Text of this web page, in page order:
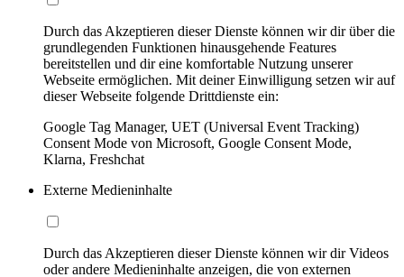
Durch das Akzeptieren dieser Dienste können wir dir über die
grundlegenden Funktionen hinausgehende Features
bereitstellen und dir eine komfortable Nutzung unserer
Webseite ermöglichen. Mit deiner Einwilligung setzen wir auf
dieser Webseite folgende Drittdienste ein:
Google Tag Manager, UET (Universal Event Tracking)
Consent Mode von Microsoft, Google Consent Mode,
Klarna, Freshchat
Externe Medieninhalte
Durch das Akzeptieren dieser Dienste können wir dir Videos
oder andere Medieninhalte anzeigen, die von externen